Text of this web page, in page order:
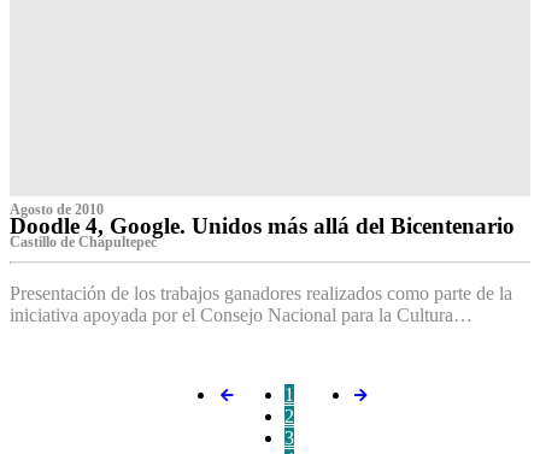
Agosto de 2010
Doodle 4, Google. Unidos más allá del Bicentenario
Castillo de Chapultepec
Presentación de los trabajos ganadores realizados como parte de la
iniciativa apoyada por el Consejo Nacional para la Cultura…
1
2
3